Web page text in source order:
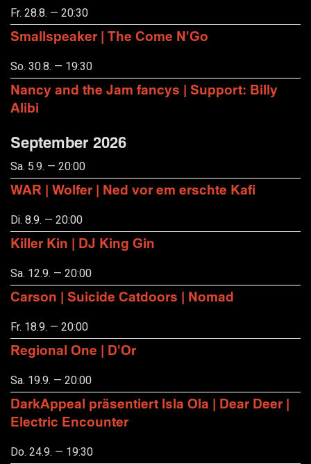
Fr. 28.8. — 20:30
Smallspeaker | The Come N'Go
So. 30.8. — 19:30
Nancy and the Jam fancys | Support: Billy
Alibi
September 2026
Sa. 5.9. — 20:00
WAR | Wolfer | Ned vor em erschte Kafi
Di. 8.9. — 20:00
Killer Kin | DJ King Gin
Sa. 12.9. — 20:00
Carson | Suicide Catdoors | Nomad
Fr. 18.9. — 20:00
Regional One | D'Or
Sa. 19.9. — 20:00
DarkAppeal präsentiert Isla Ola | Dear Deer |
Electric Encounter
Do. 24.9. — 19:30